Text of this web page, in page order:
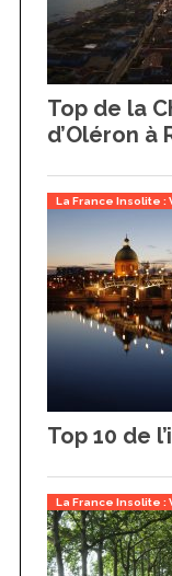
Top de la
d’Oléron à
La France Insolite :
Top 10 de
La France Insolite :